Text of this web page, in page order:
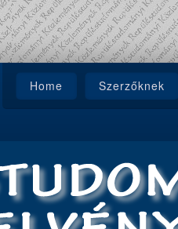
Home Szerzőknek